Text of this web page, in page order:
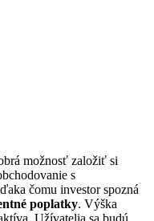
možnosť založiť si
s
čomu investor spozná
poplatky. Výška